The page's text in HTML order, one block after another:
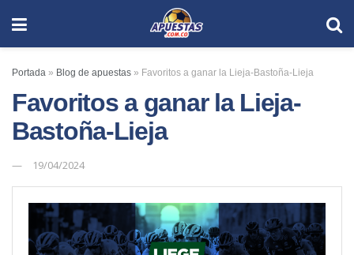
Portada » Blog de apuestas » Favoritos a ganar la Lieja-Bastoña-Lieja
Favoritos a ganar la Lieja-
Bastoña-Lieja
19/04/2024